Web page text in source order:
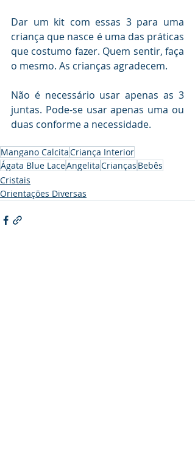
Dar um kit com essas 3 para uma
criança que nasce é uma das práticas
que costumo fazer. Quem sentir, faça
o mesmo. As crianças agradecem.
Não é necessário usar apenas as 3
juntas. Pode-se usar apenas uma ou
duas conforme a necessidade.
Mangano CalcitaCriança Interior
Ágata Blue LaceAngelitaCrianças Bebês
Cristais
Orientações Diversas